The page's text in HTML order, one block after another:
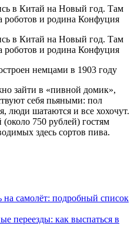
немцами в 1903 году
зайти в «пивной домик»,
себя пьяными: пол
люди шатаются и все хохочут.
750 рублей) гостям
здесь сортов пива.
на самолёт: подробный список
переезды: как выспаться в